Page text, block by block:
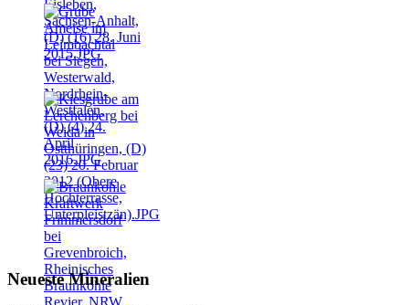
Neueste Mineralien